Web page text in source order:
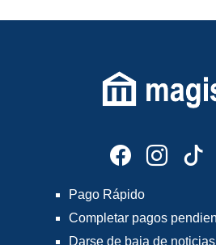
Pago Rápido
Completar pagos
Darse de baja de noticias